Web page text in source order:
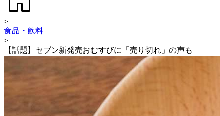
>
食品・飲料
>
【話題】セブン新発売おむすびに「売り切れ」の声も